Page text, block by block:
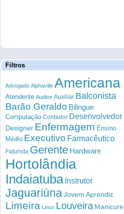
Filtros
Advogado Alphaville Americana
Atendente Auditor Auxiliar Balconista
Barão Geraldo Bilingue
Computação Contador Desenvolvedor
Designer Enfermagem Ensino
Médio Executivo Farmacêutico
Faturista Gerente Hardware
Hortolândia
Indaiatuba Instrutor
Jaguariúna Jovem Aprendiz
Limeira Linux Louveira Manicure